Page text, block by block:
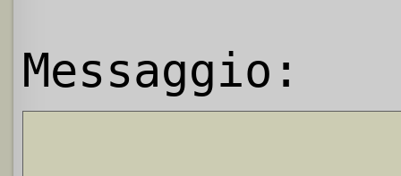
Messaggio: